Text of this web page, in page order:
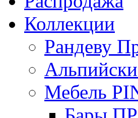
Коллекции
Рандеву
Мебель